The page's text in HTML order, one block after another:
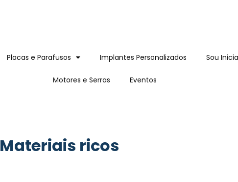
Placas e Parafusos Implantes Personalizados Sou
Motores e Serras Eventos
Materiais ricos